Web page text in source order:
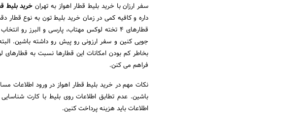
سفر ارزان با خرید بلیط قطار اهواز به تهران خرید بلیط
داره و کافیه کمی در زمان خرید بلیط تون به نوع قطار
قطارهای 4 تخته لوکس مهتاب، پارسی و البرز
جویی کنین و سفر ارزونی رو پیش رو داشته باشین.
بخاطر کم بودن امکانات این قطارها نسبت به
فراهم می کنن.
نکات مهم در خرید بلیط قطار اهواز در ورود اطلاعات
باشین. عدم تطابق اطلاعات روی بلیط با کارت
اطلاعات باید هزینه پرداخت کنین.